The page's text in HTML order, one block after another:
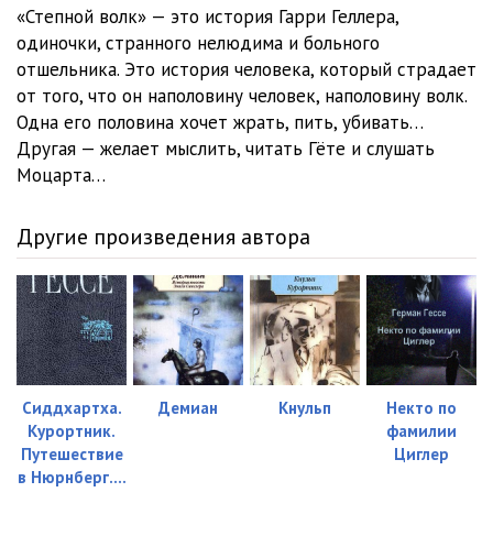
«Степной волк» — это история Гарри Геллера,
одиночки, странного нелюдима и больного
отшельника. Это история человека, который страдает
от того, что он наполовину человек, наполовину волк.
Одна его половина хочет жрать, пить, убивать…
Другая — желает мыслить, читать Гёте и слушать
Моцарта…
Другие произведения автора
Сиддхартха.
Курортник.
Путешествие
в Нюрнберг....
Демиан Кнульп
Некто по
фамилии
Циглер